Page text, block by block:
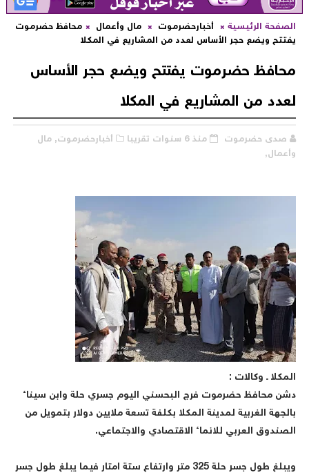
الرئيسية أخبارحضرموت مال وأعمال
محافظ حضرموت
ويضع حجر الأساس لعدد من المشاريع في المكلا
حضرموت يفتتح ويضع حجر الأساس
من المشاريع في المكلا
صدى حضرموت منذ 6 سنوات تقريبا أخبارحضرموت, مال
ـ وكالات :
محافظ حضرموت فرج البحسني اليوم جسري حلة وابن سيناء
الغربية لمدينة المكلا بكلفة تسعة ملايين دولار بتمويل من
العربي للانماء الاقتصادي والاجتماعي.
ويبلغ طول جسر حلة 325 متر وارتفاع ستة امتار فيما يبلغ طول جسر